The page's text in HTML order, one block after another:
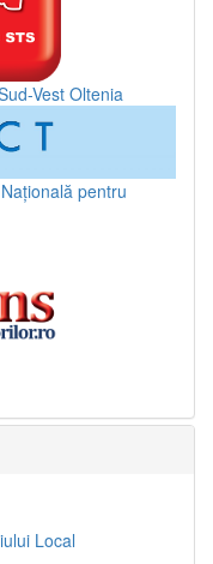
Vest Oltenia
pentru
Local